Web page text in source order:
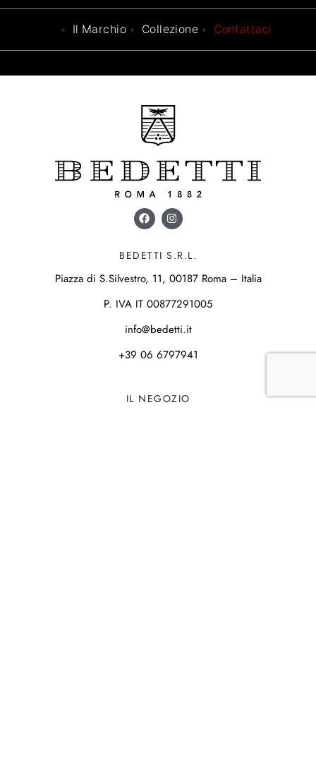
Il Marchio Collezione Contattaci
BEDETTI S.R.L.
Piazza di S.Silvestro, 11, 00187 Roma – Italia
P. IVA IT 00877291005
info@bedetti.it
+39 06 6797941
IL NEGOZIO